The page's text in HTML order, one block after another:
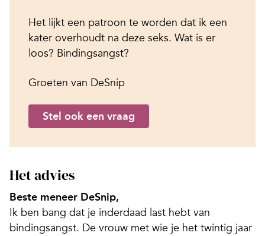
Het lijkt een patroon te worden dat ik een
kater overhoudt na deze seks. Wat is er
loos? Bindingsangst?
Groeten van DeSnip
Stel ook een vraag
Het advies
Beste meneer DeSnip,
Ik ben bang dat je inderdaad last hebt van
bindingsangst. De vrouw met wie je het twintig jaar